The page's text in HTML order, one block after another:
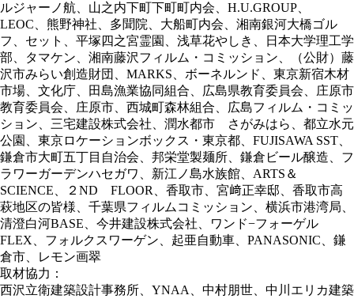
ルジャーノ航、山之内下町下町町内会、H.U.GROUP、
LEOC、熊野神社、多聞院、大船町内会、湘南銀河大橋ゴル
フ、セット、平塚四之宮霊園、浅草花やしき、日本大学理工学
部、タマケン、湘南藤沢フィルム・コミッション、（公財）藤
沢市みらい創造財団、MARKS、ボーネルンド、東京新宿木材
市場、文化庁、田島漁業協同組合、広島県教育委員会、庄原市
教育委員会、庄原市、西城町森林組合、広島フィルム・コミッ
ション、三宅建設株式会社、潤水都市 さがみはら、都立水元
公園、東京ロケーションボックス・東京都、FUJISAWA SST、
鎌倉市大町五丁目自治会、邦栄堂製麺所、鎌倉ビール醸造、フ
ラワーガーデンハセガワ、新江ノ島水族館、ARTS＆
SCIENCE、２ND FLOOR、香取市、宮﨑正幸邸、香取市高
萩地区の皆様、千葉県フィルムコミッション、横浜市港湾局、
清澄白河BASE、今井建設株式会社、ワンド−フォーゲル
FLEX、フォルクスワーゲン、起亜自動車、PANASONIC、鎌
倉市、レモン画翠
取材協力：
西沢立衛建築設計事務所、YNAA、中村朋世、中川エリカ建築